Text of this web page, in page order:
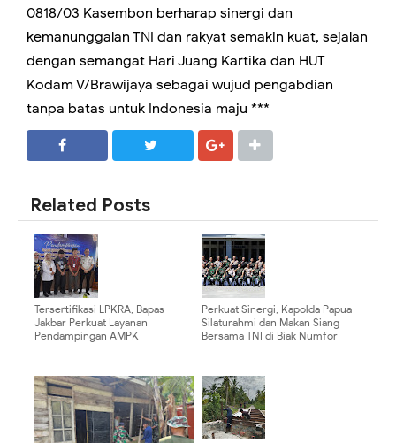
0818/03 Kasembon berharap sinergi dan
kemanunggalan TNI dan rakyat semakin kuat, sejalan
dengan semangat Hari Juang Kartika dan HUT
Kodam V/Brawijaya sebagai wujud pengabdian
tanpa batas untuk Indonesia maju ***
Related Posts
Tersertifikasi LPKRA, Bapas
Jakbar Perkuat Layanan
Pendampingan AMPK
Perkuat Sinergi, Kapolda Papua
Silaturahmi dan Makan Siang
Bersama TNI di Biak Numfor